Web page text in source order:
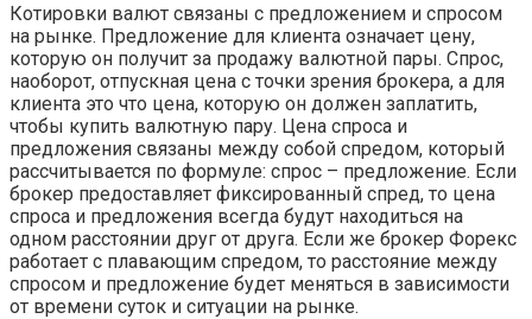
Котировки валют связаны с предложением и спросом
на рынке. Предложение для клиента означает цену,
которую он получит за продажу валютной пары. Спрос,
наоборот, отпускная цена с точки зрения брокера, а для
клиента это что цена, которую он должен заплатить,
чтобы купить валютную пару. Цена спроса и
предложения связаны между собой спредом, который
рассчитывается по формуле: спрос – предложение. Если
брокер предоставляет фиксированный спред, то цена
спроса и предложения всегда будут находиться на
одном расстоянии друг от друга. Если же брокер Форекс
работает с плавающим спредом, то расстояние между
спросом и предложение будет меняться в зависимости
от времени суток и ситуации на рынке.